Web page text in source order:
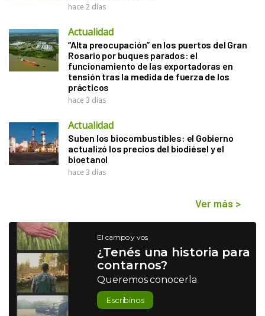
hace 2 días
Actualidad
“Alta preocupación” en los puertos del Gran
Rosario por buques parados: el
funcionamiento de las exportadoras en
tensión tras la medida de fuerza de los
prácticos
hace 3 días
Actualidad
Suben los biocombustibles: el Gobierno
actualizó los precios del biodiésel y el
bioetanol
hace 3 días
Ver más >
El campo y vos
¿Tenés una historia para
contarnos?
Queremos conocerla
Escribinos